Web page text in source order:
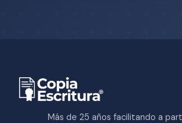
Más de 25 años facilitando a